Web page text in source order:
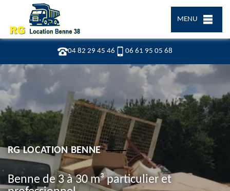
04 82 29 45 46 06 61 95 05 68
MENU
RG LOCATION BENNE
Benne de 3 à 30 m³ particulier et